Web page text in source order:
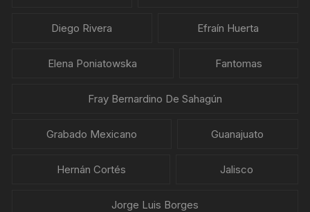
Diego Rivera Efraín Huerta
Elena Poniatowska Fantomas
Fray Bernardino De Sahagún
Grabado Mexicano Guanajuato
Hernán Cortés Jalisco
Jorge Luis Borges